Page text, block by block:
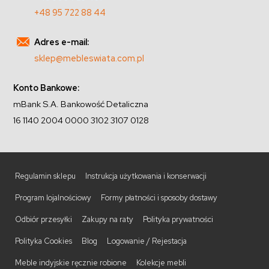
+48 95 722 88 44
Adres e-mail:
sklep@mebleswiata.com.pl
Konto Bankowe:
mBank S.A. Bankowość Detaliczna
16 1140 2004 0000 3102 3107 0128
Regulamin sklepu Instrukcja użytkowania i konserwacji
Program lojalnościowy Formy płatności i sposoby dostawy
Odbiór przesyłki Zakupy na raty Polityka prywatności
Polityka Cookies Blog Logowanie / Rejestacja
Meble indyjskie ręcznie robione Kolekcje mebli